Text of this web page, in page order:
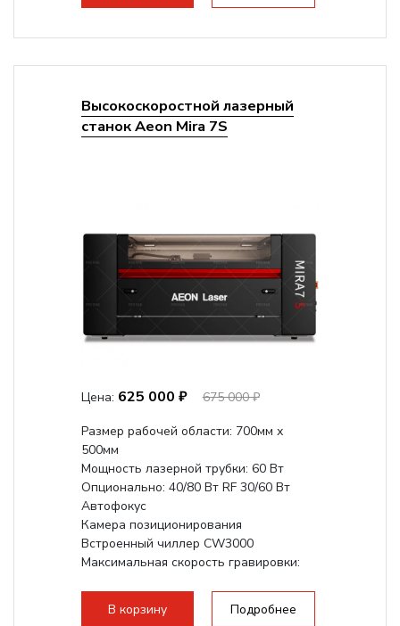
Высокоскоростной лазерный
станок Aeon Mira 7S
Цена: 625 000 ₽
675 000 ₽
Размер рабочей области: 700мм х
500мм
Мощность лазерной трубки: 60 Вт
Опционально: 40/80 Вт RF 30/60 Вт
Автофокус
Камера позиционирования
Встроенный чиллер CW3000
Максимальная скорость гравировки:
В корзину Подробнее